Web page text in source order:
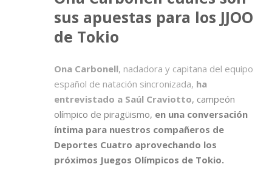
sus apuestas para los JJOO
de Tokio
Ona Carbonell, nadadora y capitana del equipo
español de natación sincronizada, ha
entrevistado a Saúl Craviotto, campeón
olímpico de piragüismo, en una conversación
íntima para nuestros compañeros de
Deportes Cuatro aprovechando los
próximos Juegos Olímpicos de Tokio.